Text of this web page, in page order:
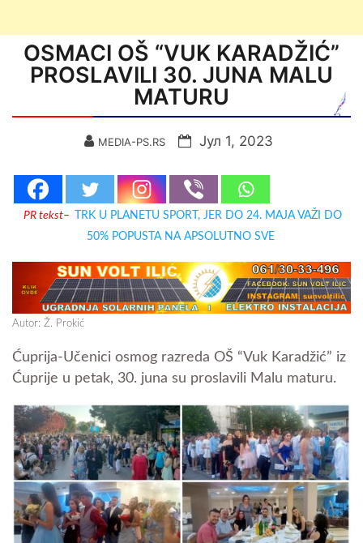
OSMACI OŠ “VUK KARADŽIĆ”
PROSLAVILI 30. JUNA MALU
MATURU
MEDIA-PS.RS Јул 1, 2023
PR tekst–
TRK U PLANETU SPORT, JER DO 24. MAJA VAŽI DO
50% POPUSTA NA APSOLUTNO SVE
Autor: Ž. Prokić
Ćuprija-Učenici osmog razreda OŠ “Vuk Karadžić” iz
Ćuprije u petak, 30. juna su proslavili Malu maturu.